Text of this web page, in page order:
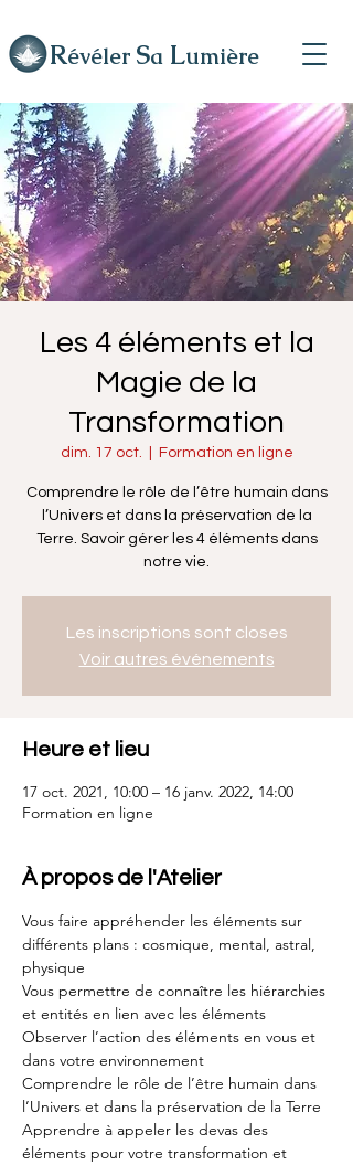
Révéler Sa Lumière
Les 4 éléments et la
Magie de la
Transformation
dim. 17 oct. Formation en ligne
Comprendre le rôle de l’être humain dans
l’Univers et dans la préservation de la
Terre. Savoir gérer les 4 éléments dans
notre vie.
Les inscriptions sont closes
Voir autres événements
Heure et lieu
17 oct. 2021, 10:00 – 16 janv. 2022, 14:00
Formation en ligne
À propos de l'Atelier
Vous faire appréhender les éléments sur
différents plans : cosmique, mental, astral,
physique
Vous permettre de connaître les hiérarchies
et entités en lien avec les éléments
Observer l’action des éléments en vous et
dans votre environnement
Comprendre le rôle de l’être humain dans
l’Univers et dans la préservation de la Terre
Apprendre à appeler les devas des
éléments pour votre transformation et